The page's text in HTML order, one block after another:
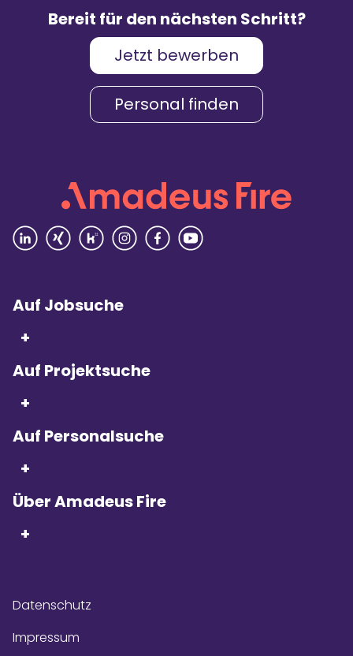
Bewertungen
Weiterempfehlungen
Karriere & Gehalt
4,2
Unternehmenskultur
4,3
4,4
Rezensionen lesen
Kununu Top Company – dank
über 9.000Bewertungen!
Bereit für den nächsten Schritt?
Jetzt bewerben
Personal finden
Auf Jobsuche
+
Auf Projektsuche
+
Auf Personalsuche
+
Über Amadeus Fire
+
Datenschutz
Impressum